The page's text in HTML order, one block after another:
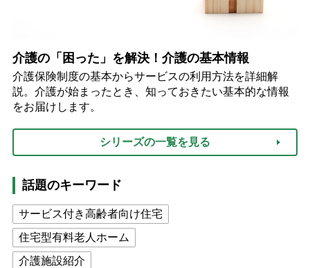
介護の「困った」を解決！介護の基本情報
介護保険制度の基本からサービスの利用方法を詳細解
説。介護が始まったとき、知っておきたい基本的な情報
をお届けします。
シリーズの一覧を見る
話題のキーワード
サービス付き高齢者向け住宅
住宅型有料老人ホーム
介護施設紹介